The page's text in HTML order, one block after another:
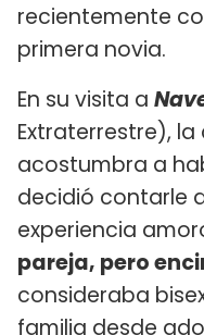
recientemente
primera novia.
En su visita a
Extraterrestre), la
acostumbra a
decidió contarle
experiencia
pareja, pero
consideraba
familia desde